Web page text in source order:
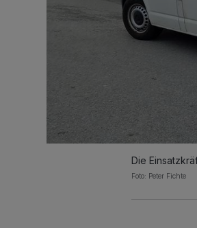
Die
Foto: Peter Fichte